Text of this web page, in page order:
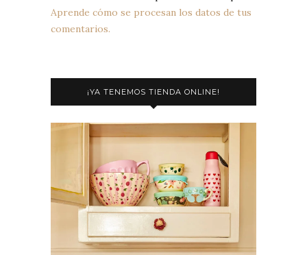
Aprende cómo se procesan los datos de tus
comentarios.
¡YA TENEMOS TIENDA ONLINE!